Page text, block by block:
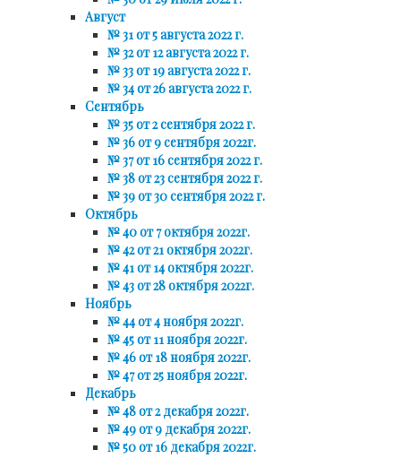
Август
№ 31 от 5 августа 2022 г.
№ 32 от 12 августа 2022 г.
№ 33 от 19 августа 2022 г.
№ 34 от 26 августа 2022 г.
Сентябрь
№ 35 от 2 сентября 2022 г.
№ 36 от 9 сентября 2022г.
№ 37 от 16 сентября 2022 г.
№ 38 от 23 сентября 2022 г.
№ 39 от 30 сентября 2022 г.
Октябрь
№ 40 от 7 октября 2022г.
№ 42 от 21 октября 2022г.
№ 41 от 14 октября 2022г.
№ 43 от 28 октября 2022г.
Ноябрь
№ 44 от 4 ноября 2022г.
№ 45 от 11 ноября 2022г.
№ 46 от 18 ноября 2022г.
№ 47 от 25 ноября 2022г.
Декабрь
№ 48 от 2 декабря 2022г.
№ 49 от 9 декабря 2022г.
№ 50 от 16 декабря 2022г.